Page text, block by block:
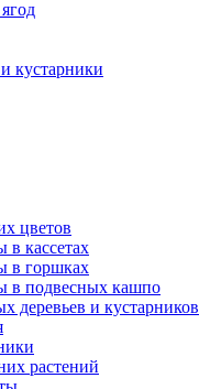
кустарники
цветов
в кассетах
в горшках
в подвесных кашпо
деревьев и кустарников
растений